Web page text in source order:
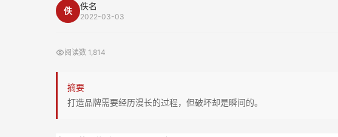
佚 佚名
2022-03-03
阅读数 1,814
摘要
打造品牌需要经历漫长的过程，但破坏却是瞬间的。